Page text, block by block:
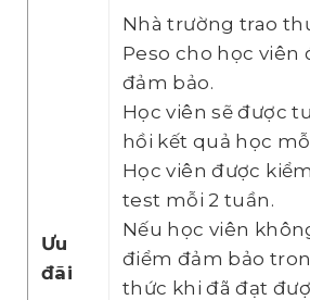
Ưu
đãi
Nhà trường trao
Peso cho học viên
đảm bảo.
Học viên sẽ được
hồi kết quả học
Học viên được
test mỗi 2 tuần.
Nếu học viên
điểm đảm bảo
thức khi đã đạt